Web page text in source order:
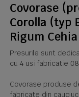
Covorase
Corolla (typ
Rigum Cehia
Presurile sunt
cu 4 usi fabricatie
Covorase produse
fabricate din